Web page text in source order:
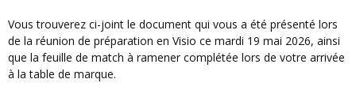
Vous trouverez ci-joint le document qui vous a été présenté lors
de la réunion de préparation en Visio ce mardi 19 mai 2026, ainsi
que la feuille de match à ramener complétée lors de votre arrivée
à la table de marque.